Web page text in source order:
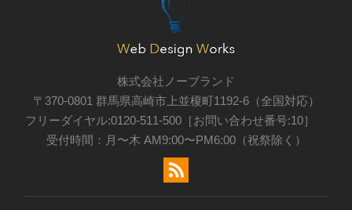
株式会社ノーブランド
〒370-0801 群馬県高崎市上並榎町1192-6（全国対応）
フリーダイヤル:0120-511-500［お問い合わせ番号:10］
受付時間：月〜木 AM9:00〜PM6:00（祝祭除く）